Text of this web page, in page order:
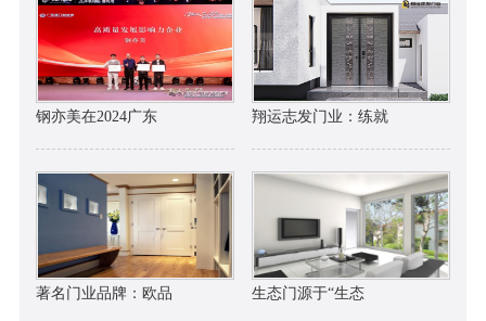
钢亦美在2024广东 翔运志发门业：练就
著名门业品牌：欧品 生态门源于“生态